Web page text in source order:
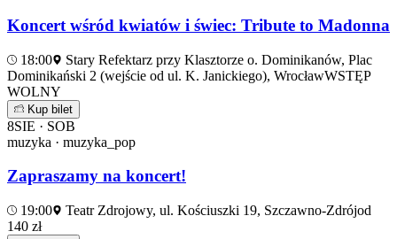
Koncert wśród kwiatów i świec: Tribute to Madonna
18:00
Stary Refektarz przy Klasztorze o. Dominikanów, Plac
Dominikański 2 (wejście od ul. K. Janickiego), WrocławWSTĘP
WOLNY
Kup bilet
8SIE · SOB
muzyka · muzyka_pop
Zapraszamy na koncert!
19:00 Teatr Zdrojowy, ul. Kościuszki 19, Szczawno-Zdrójod
140 zł